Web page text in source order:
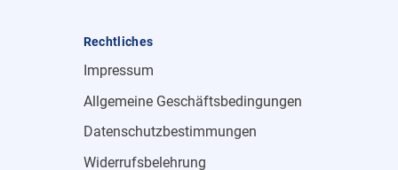
Rechtliches
Impressum
Allgemeine Geschäftsbedingungen
Datenschutzbestimmungen
Widerrufsbelehrung